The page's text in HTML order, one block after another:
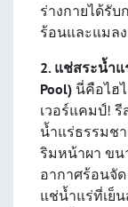
ร่างกายได้รั
ร้อนและแมล
2. แช่สระน้ำ
Pool) นี่คือไฮ
เวอร์แคมป์!
น้ำแร่ธรรมช
ริมหน้าผา ขน
อากาศร้อนจั
แช่น้ำแร่ที่เย็